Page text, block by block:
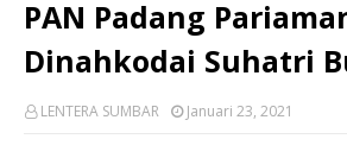
PAN Padang
Dinahkodai Suhatri
LENTERA SUMBAR Januari 23, 2021